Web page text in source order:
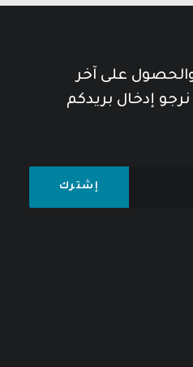
والحصول على آخر
إدخال بريدكم